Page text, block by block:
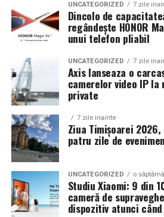
UNCATEGORIZED 7 zile
Dincolo de
regândește HONOR
unui telefon pliabil
UNCATEGORIZED 7 zile
Axis lanseaza o
camerelor video IP
private
7 zile inainte
Ziua Timișoarei
patru zile de
UNCATEGORIZED o
Studiu Xiaomi: 9 din
cameră de
dispozitiv atunci